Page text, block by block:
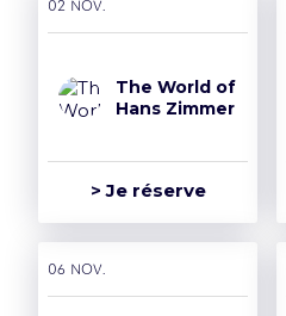
02 nov.
The World of
Hans Zimmer
> Je réserve
06 nov.